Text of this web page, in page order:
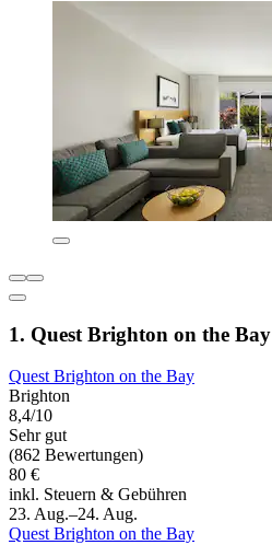
1. Quest Brighton on the Bay
Quest Brighton on the Bay
Brighton
8,4/10
Sehr gut
(862 Bewertungen)
80 €
inkl. Steuern & Gebühren
23. Aug.–24. Aug.
Quest Brighton on the Bay